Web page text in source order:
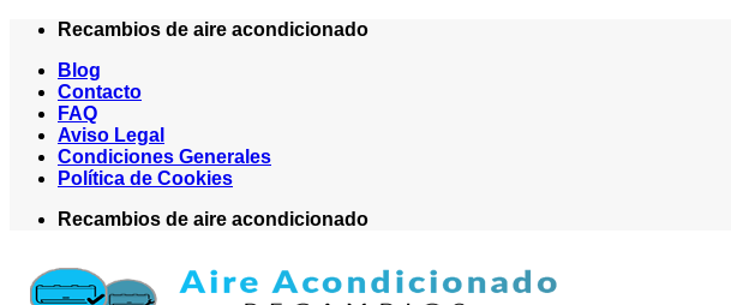
Saltar
contenido
Recambios de aire acondicionado
Blog
Contacto
FAQ
Aviso Legal
Condiciones Generales
Política de Cookies
Recambios de aire acondicionado